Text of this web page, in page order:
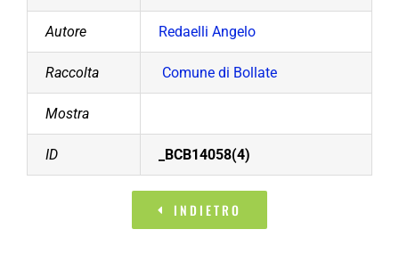
Autore Redaelli Angelo
Raccolta Comune di Bollate
Mostra
ID _BCB14058(4)
INDIETRO